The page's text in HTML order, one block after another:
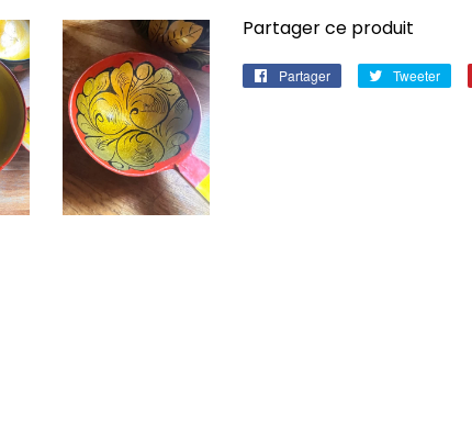
Partager ce produit
Partager
Partager Tweeter